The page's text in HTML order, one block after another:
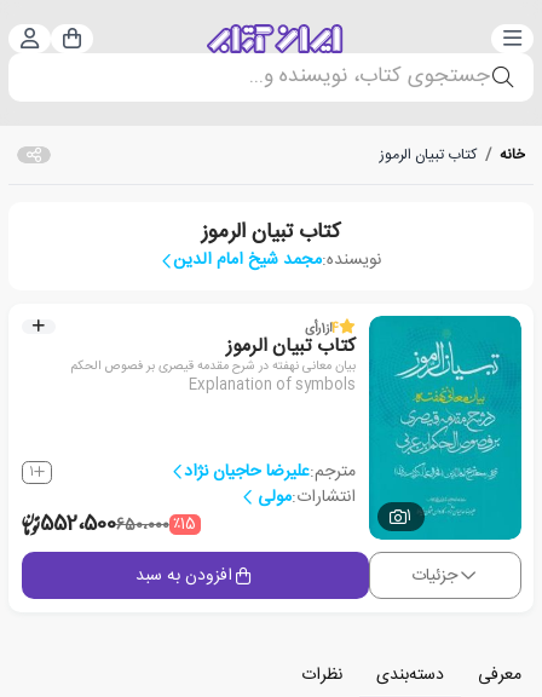
دسته‌بندی سبد
جستجوی کتاب، نویسنده و...
خانه / کتاب تبیان الرموز
کتاب تبیان الرموز
نویسنده:مجمد شیخ امام الدین
1
4از1رأی
کتاب تبیان الرموز
بیان معانی نهفته در شرح مقدمه قیصری بر فصوص الحکم
Explanation of symbols
مترجم:علیرضا حاجیان نژاد 1
انتشارات:مولی
٪15650،000552،500
جزئیات افزودن به سبد
معرفی دسته‌بندی نظرات